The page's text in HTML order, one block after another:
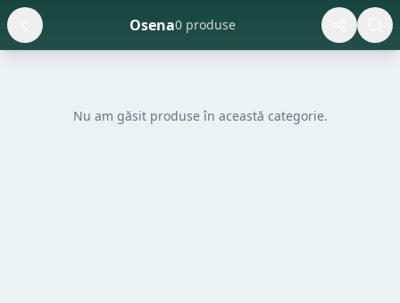
Osena0 produse
Nu am găsit produse în această categorie.